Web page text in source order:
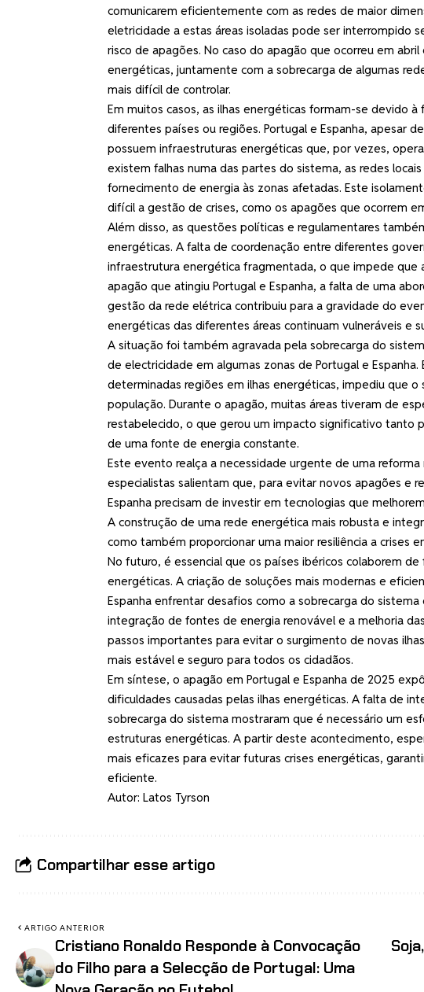
comunicarem eficientemente com as redes de maior
eletricidade a estas áreas isoladas pode ser interrompido
risco de apagões. No caso do apagão que ocorreu em
energéticas, juntamente com a sobrecarga de algumas
mais difícil de controlar.
Em muitos casos, as ilhas energéticas formam-se devido
diferentes países ou regiões. Portugal e Espanha, apesar
possuem infraestruturas energéticas que, por vezes,
existem falhas numa das partes do sistema, as redes
fornecimento de energia às zonas afetadas. Este
difícil a gestão de crises, como os apagões que ocorrem
Além disso, as questões políticas e regulamentares
energéticas. A falta de coordenação entre diferentes
infraestrutura energética fragmentada, o que impede que
apagão que atingiu Portugal e Espanha, a falta de uma
gestão da rede elétrica contribuiu para a gravidade do
energéticas das diferentes áreas continuam vulneráveis ​​e
A situação foi também agravada pela sobrecarga do
de electricidade em algumas zonas de Portugal e
determinadas regiões em ilhas energéticas, impediu que
população. Durante o apagão, muitas áreas tiveram de
restabelecido, o que gerou um impacto significativo tanto
de uma fonte de energia constante.
Este evento realça a necessidade urgente de uma
especialistas salientam que, para evitar novos apagões e
Espanha precisam de investir em tecnologias que
A construção de uma rede energética mais robusta e
como também proporcionar uma maior resiliência a crises
No futuro, é essencial que os países ibéricos colaborem
energéticas. A criação de soluções mais modernas e
Espanha enfrentar desafios como a sobrecarga do
integração de fontes de energia renovável e a melhoria
passos importantes para evitar o surgimento de novas
mais estável e seguro para todos os cidadãos.
Em síntese, o apagão em Portugal e Espanha de 2025
dificuldades causadas pelas ilhas energéticas. A falta de
sobrecarga do sistema mostraram que é necessário um
estruturas energéticas. A partir deste acontecimento,
mais eficazes para evitar futuras crises energéticas,
eficiente.
Autor: Latos Tyrson
Compartilhar esse artigo
ARTIGO ANTERIOR
Cristiano Ronaldo Responde à Convocação
do Filho para a Selecção de Portugal: Uma